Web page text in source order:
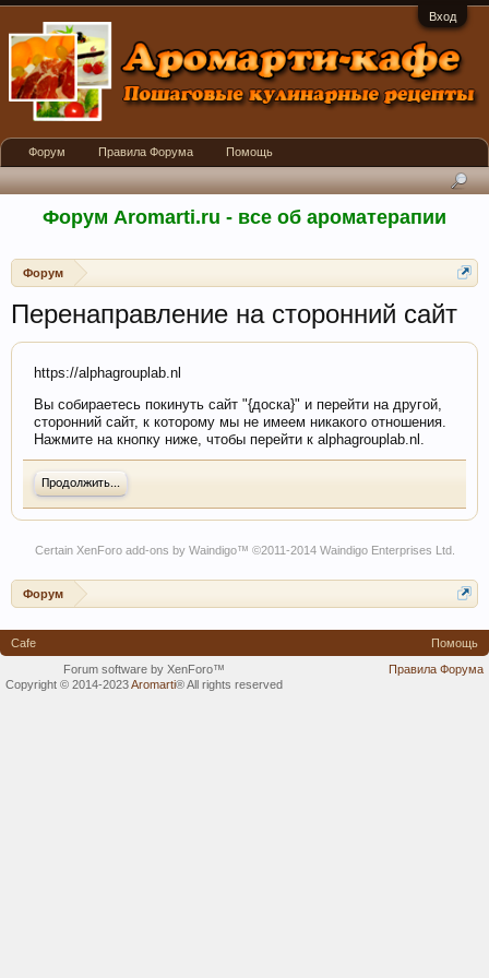
Вход
Форум Aromarti.ru - все об ароматерапии
Форум
Перенаправление на сторонний сайт
https://alphagrouplab.nl
Вы собираетесь покинуть сайт "{доска}" и перейти на другой,
сторонний сайт, к которому мы не имеем никакого отношения.
Нажмите на кнопку ниже, чтобы перейти к alphagrouplab.nl.
Продолжить...
Certain XenForo add-ons by Waindigo™ ©2011-2014 Waindigo Enterprises Ltd.
Форум
Форум Правила Форума Помощь
Cafe
Помощь
Правила Форума
Forum software by XenForo™
Copyright © 2014-2023Aromarti®All rights reserved